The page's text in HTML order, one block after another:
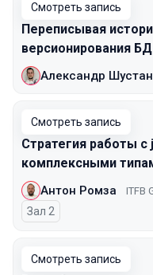
Смотреть запись
Переписывая
версионирования
Александр
Смотреть запись
Стратегия работы
комплексными
Антон Ромза ITFB
Зал 2
Смотреть запись